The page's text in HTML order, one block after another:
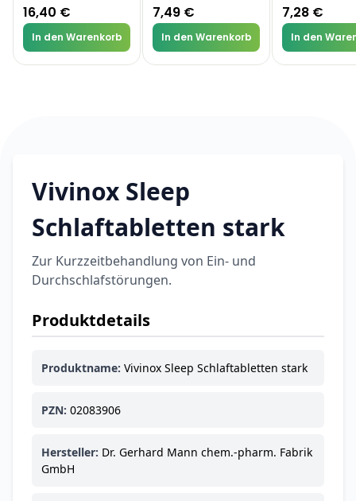
16,40 €
In den Warenkorb
7,49 €
In den Warenkorb
7,28 €
In den
Vivinox Sleep
Schlaftabletten stark
Zur Kurzzeitbehandlung von Ein- und
Durchschlafstörungen.
Produktdetails
Produktname: Vivinox Sleep Schlaftabletten stark
PZN: 02083906
Hersteller: Dr. Gerhard Mann chem.-pharm. Fabrik
GmbH